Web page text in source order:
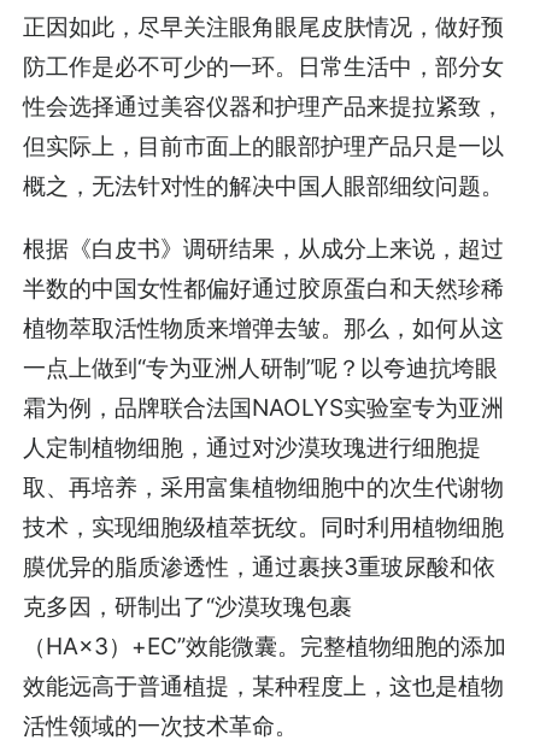
正因如此，尽早关注眼角眼尾皮肤情况，做好预
防工作是必不可少的一环。日常生活中，部分女
性会选择通过美容仪器和护理产品来提拉紧致，
但实际上，目前市面上的眼部护理产品只是一以
概之，无法针对性的解决中国人眼部细纹问题。
根据《白皮书》调研结果，从成分上来说，超过
半数的中国女性都偏好通过胶原蛋白和天然珍稀
植物萃取活性物质来增弹去皱。那么，如何从这
一点上做到“专为亚洲人研制”呢？以夸迪抗垮眼
霜为例，品牌联合法国NAOLYS实验室专为亚洲
人定制植物细胞，通过对沙漠玫瑰进行细胞提
取、再培养，采用富集植物细胞中的次生代谢物
技术，实现细胞级植萃抚纹。同时利用植物细胞
膜优异的脂质渗透性，通过裹挟3重玻尿酸和依
克多因，研制出了“沙漠玫瑰包裹
（HA×3）+EC”效能微囊。完整植物细胞的添加
效能远高于普通植提，某种程度上，这也是植物
活性领域的一次技术革命。